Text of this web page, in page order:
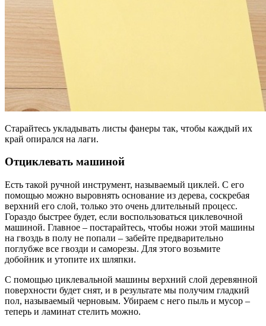
Старайтесь укладывать листы фанеры так, чтобы каждый их
край опирался на лаги.
Отциклевать машиной
Есть такой ручной инструмент, называемый циклей. С его
помощью можно выровнять основание из дерева, соскребая
верхний его слой, только это очень длительный процесс.
Гораздо быстрее будет, если воспользоваться циклевочной
машиной. Главное – постарайтесь, чтобы ножи этой машины
на гвоздь в полу не попали – забейте предварительно
поглубже все гвозди и саморезы. Для этого возьмите
добойник и утопите их шляпки.
С помощью циклевальной машины верхний слой деревянной
поверхности будет снят, и в результате мы получим гладкий
пол, называемый черновым. Убираем с него пыль и мусор –
теперь и ламинат стелить можно.